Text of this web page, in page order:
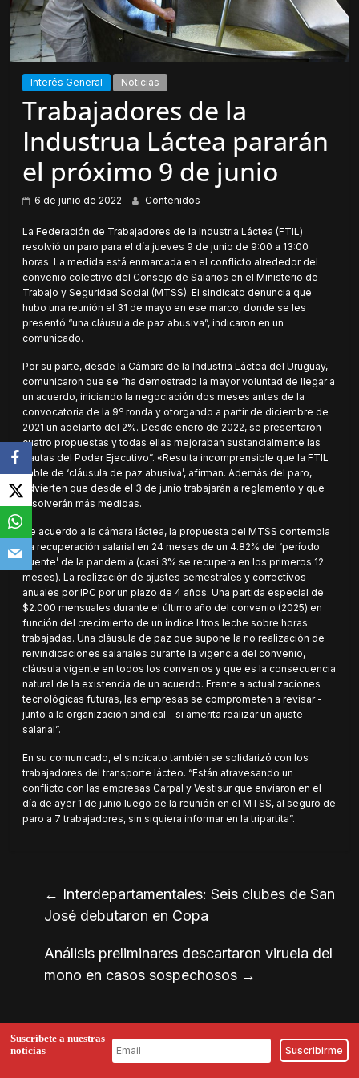
Interés General Noticias
Trabajadores de la
Industrua Láctea pararán
el próximo 9 de junio
6 de junio de 2022 Contenidos
La Federación de Trabajadores de la Industria Láctea (FTIL)
resolvió un paro para el día jueves 9 de junio de 9:00 a 13:00
horas. La medida está enmarcada en el conflicto alrededor del
convenio colectivo del Consejo de Salarios en el Ministerio de
Trabajo y Seguridad Social (MTSS). El sindicato denuncia que
hubo una reunión el 31 de mayo en ese marco, donde se les
presentó “una cláusula de paz abusiva”, indicaron en un
comunicado.
Por su parte, desde la Cámara de la Industria Láctea del Uruguay,
comunicaron que se “ha demostrado la mayor voluntad de llegar a
un acuerdo, iniciando la negociación dos meses antes de la
convocatoria de la 9º ronda y otorgando a partir de diciembre de
2021 un adelanto del 2%. Desde enero de 2022, se presentaron
cuatro propuestas y todas ellas mejoraban sustancialmente las
pautas del Poder Ejecutivo”. «Resulta incomprensible que la FTIL
hable de ‘cláusula de paz abusiva’, afirman. Además del paro,
advierten que desde el 3 de junio trabajarán a reglamento y que
resolverán más medidas.
De acuerdo a la cámara láctea, la propuesta del MTSS contempla
“la recuperación salarial en 24 meses de un 4.82% del ‘período
puente’ de la pandemia (casi 3% se recupera en los primeros 12
meses). La realización de ajustes semestrales y correctivos
anuales por IPC por un plazo de 4 años. Una partida especial de
$2.000 mensuales durante el último año del convenio (2025) en
función del crecimiento de un índice litros leche sobre horas
trabajadas. Una cláusula de paz que supone la no realización de
reivindicaciones salariales durante la vigencia del convenio,
cláusula vigente en todos los convenios y que es la consecuencia
natural de la existencia de un acuerdo. Frente a actualizaciones
tecnológicas futuras, las empresas se comprometen a revisar -
junto a la organización sindical – si amerita realizar un ajuste
salarial”.
En su comunicado, el sindicato también se solidarizó con los
trabajadores del transporte lácteo. “Están atravesando un
conflicto con las empresas Carpal y Vestisur que enviaron en el
día de ayer 1 de junio luego de la reunión en el MTSS, al seguro de
paro a 7 trabajadores, sin siquiera informar en la tripartita”.
← Interdepartamentales: Seis clubes de San
José debutaron en Copa
Análisis preliminares descartaron viruela del
mono en casos sospechosos →
Suscríbete a nuestras
noticias